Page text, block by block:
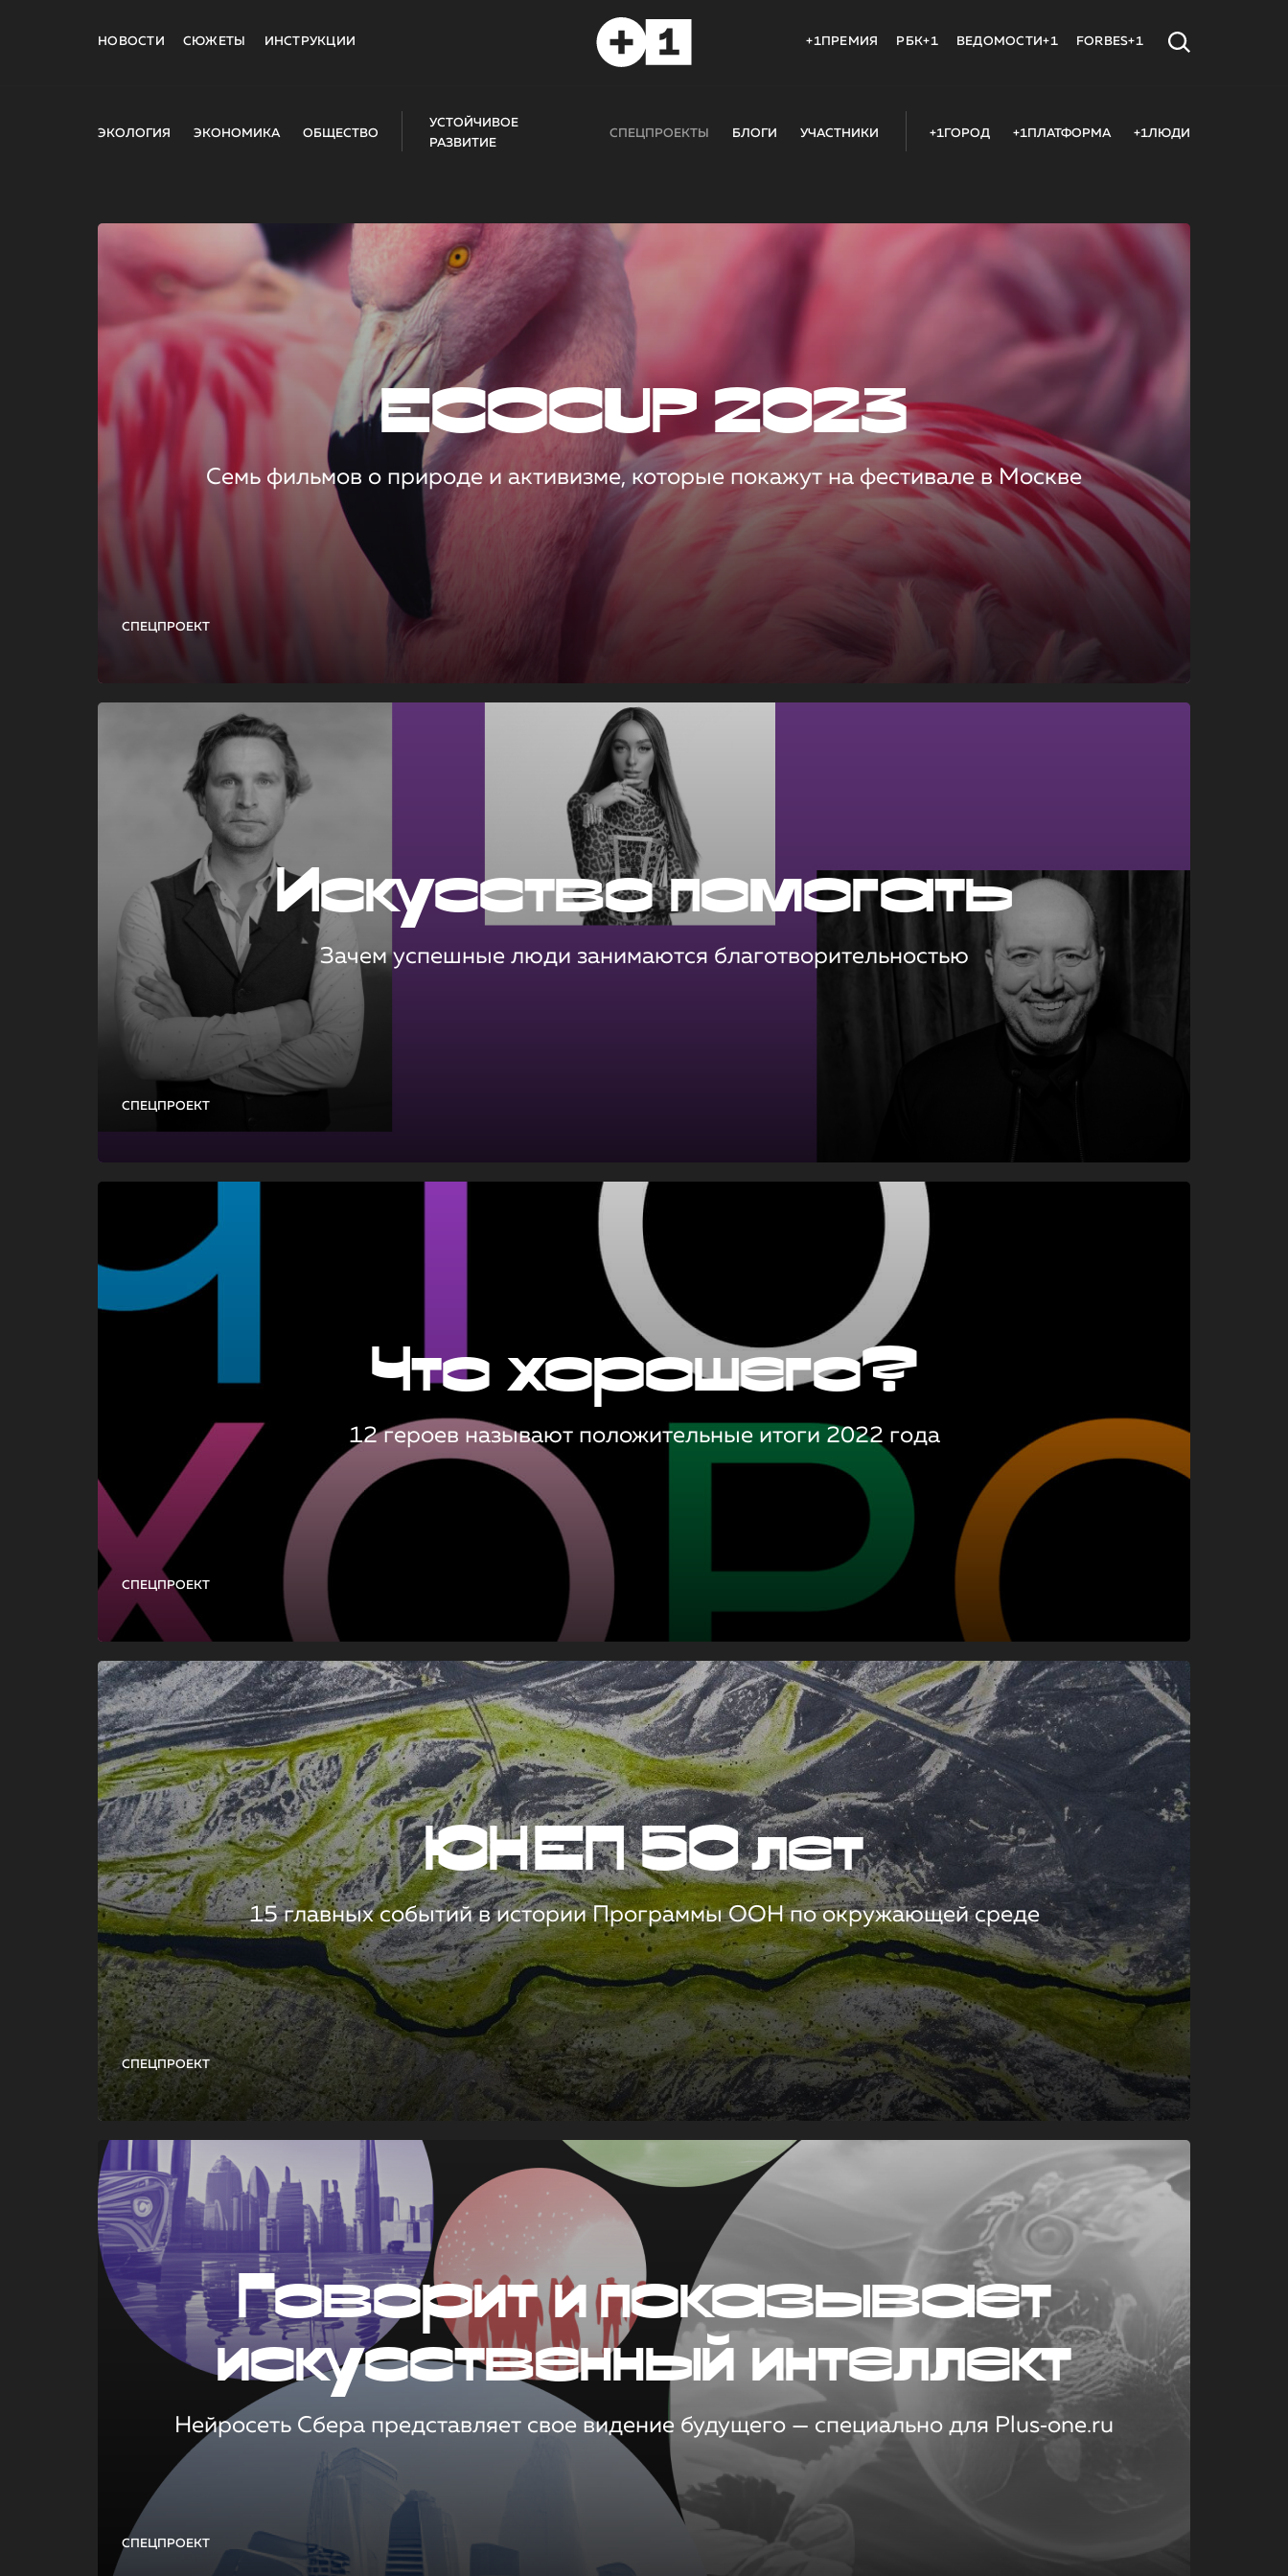
НОВОСТИ СЮЖЕТЫ ИНСТРУКЦИИ +1ПРЕМИЯ РБК+1 ВЕДОМОСТИ+1 FORBES+1
ЭКОЛОГИЯ ЭКОНОМИКА ОБЩЕСТВО
УСТОЙЧИВОЕ
РАЗВИТИЕ
СПЕЦПРОЕКТЫ БЛОГИ УЧАСТНИКИ +1ГОРОД +1ПЛАТФОРМА +1ЛЮДИ
СПЕЦПРОЕКТ
ECOCUP 2023
Семь фильмов о природе и активизме, которые покажут на фестивале в Москве
СПЕЦПРОЕКТ
Искусство помогать
Зачем успешные люди занимаются благотворительностью
СПЕЦПРОЕКТ
Что хорошего?
12 героев называют положительные итоги 2022 года
СПЕЦПРОЕКТ
ЮНЕП 50 лет
15 главных событий в истории Программы ООН по окружающей среде
СПЕЦПРОЕКТ
Говорит и показывает
искусственный интеллект
Нейросеть Сбера представляет свое видение будущего — специально для Plus‑one.ru